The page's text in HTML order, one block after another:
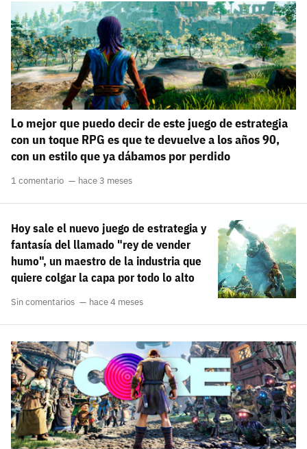
Lo mejor que puedo decir de este juego de estrategia
con un toque RPG es que te devuelve a los años 90,
con un estilo que ya dábamos por perdido
1 comentario hace 3 meses
Hoy sale el nuevo juego de estrategia y
fantasía del llamado "rey de vender
humo", un maestro de la industria que
quiere colgar la capa por todo lo alto
Sin comentarios hace 4 meses
¿Todavía no tienes cuenta?
Regístrate gratis
El inicio de sesión con Facebook ya no está
disponible, pero puedes seguir usando tu cuenta
de 3DJuegos:
Recupera tu acceso con Facebook
carácter inicial), pero no mayúsculas, espacios, tildes
o caracteres especiales.
He leído y acepto lapolitica de privacidad y
de participación
Registrarse en 3DJuegos
Entra con Google
¿Ya tienes cuenta?
Entra en 3DJuegos